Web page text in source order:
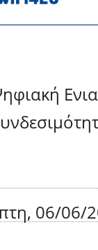
06/06/